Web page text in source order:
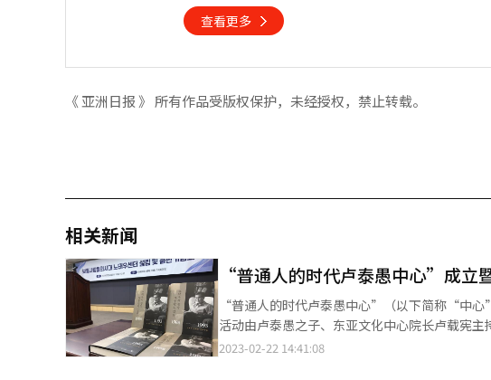
查看更多
《 亚洲日报 》 所有作品受版权保护，未经授权，禁止转载。
相关新闻
“普通人的时代卢泰愚中心”成立
“普通人的时代卢泰愚中心”（以下简称“中心
活动由卢泰愚之子、东亚文化中心院长卢载宪
植、大韩发展战略研究院理事长金钟仁等人士出席，
2023-02-22 14:41:08